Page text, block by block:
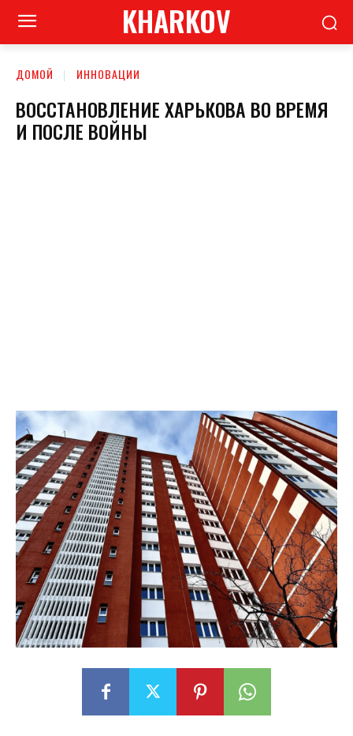
KHARKOV
ДОМОЙ ИННОВАЦИИ
ВОССТАНОВЛЕНИЕ ХАРЬКОВА ВО ВРЕМЯ
И ПОСЛЕ ВОЙНЫ